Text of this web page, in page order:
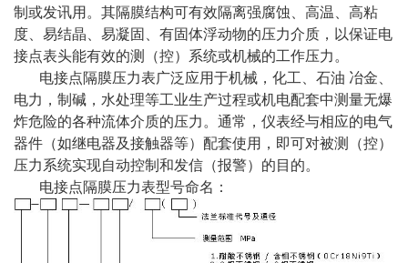
制或发讯用。其隔膜结构可有效隔离强腐蚀、高温、高粘
度、易结晶、易凝固、有固体浮动物的压力介质，以保证电
接点表头能有效的测（控）系统或机械的工作压力。
电接点隔膜压力表广泛应用于机械，化工、石油 冶金、
电力，制碱，水处理等工业生产过程或机电配套中测量无爆
炸危险的各种流体介质的压力。通常，仪表经与相应的电气
器件（如继电器及接触器等）配套使用，即可对被测（控）
压力系统实现自动控制和发信（报警）的目的。
电接点隔膜压力表型号命名：